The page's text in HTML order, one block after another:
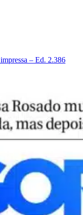
– Ed. 2.386